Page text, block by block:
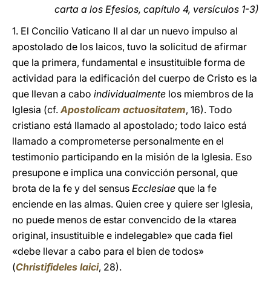
carta a los Efesios, capítulo 4, versículos 1-3)
1. El Concilio Vaticano II al dar un nuevo impulso al
apostolado de los laicos, tuvo la solicitud de afirmar
que la primera, fundamental e insustituible forma de
actividad para la edificación del cuerpo de Cristo es la
que llevan a cabo individualmente los miembros de la
Iglesia (cf.Apostolicam actuositatem, 16). Todo
cristiano está llamado al apostolado; todo laico está
llamado a comprometerse personalmente en el
testimonio participando en la misión de la Iglesia. Eso
presupone e implica una convicción personal, que
brota de la fe y del sensus Ecclesiae que la fe
enciende en las almas. Quien cree y quiere ser Iglesia,
no puede menos de estar convencido de la «tarea
original, insustituible e indelegable» que cada fiel
«debe llevar a cabo para el bien de todos»
(Christifideles laici, 28).